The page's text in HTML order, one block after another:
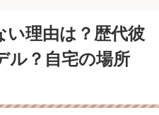
い理由は？歴代彼
ル？自宅の場所